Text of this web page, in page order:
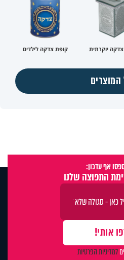
יוקרתית קופת צדקה לילדים
המוצרים
אף עדכון:
התפוצה שלנו
למדיניות הפרטיות